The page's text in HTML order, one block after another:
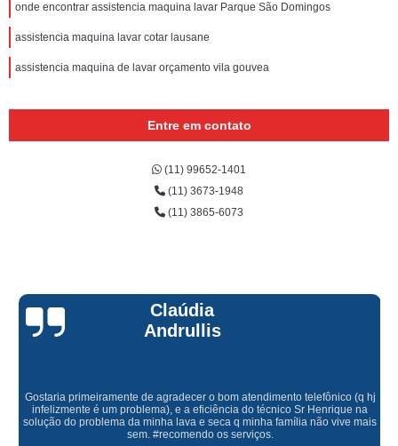
onde encontrar assistencia maquina lavar Parque São Domingos
assistencia maquina lavar cotar lausane
assistencia maquina de lavar orçamento vila gouvea
Entre em contato
(11) 99652-1401
(11) 3673-1948
(11) 3865-6073
Claúdia
Andrullis
Gostaria primeiramente de agradecer o bom atendimento telefônico (q hj
infelizmente é um problema), e a eficiência do técnico Sr Henrique na
solução do problema da minha lava e seca q minha família não vive mais
sem. #recomendo os serviços.